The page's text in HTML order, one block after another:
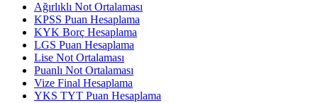
Ağırlıklı Not Ortalaması
KPSS Puan Hesaplama
KYK Borç Hesaplama
LGS Puan Hesaplama
Lise Not Ortalaması
Puanlı Not Ortalaması
Vize Final Hesaplama
YKS TYT Puan Hesaplama